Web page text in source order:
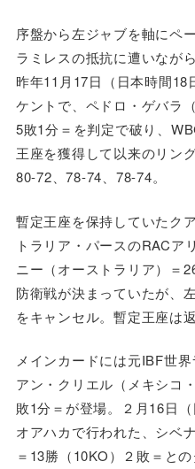
序盤から左ジャブを軸にペ
ラミレスの抵抗に遭いなが
昨年11月17日（日本時間18
ケントで、ペドロ・ゲバラ
5敗1分＝を判定で破り、
王座を獲得して以来のリン
80-72、78-74、78-74。
暫定王座を保持していたク
トラリア・パースのRACア
ニー（オーストラリア）＝
防衛戦が決まっていたが、
をキャンセル。暫定王座は
メインカードには元IBF世
アン・クリエル（メキシコ
敗1分＝が登場。２月16日
オアハカで行われた、シベ
＝13勝（10KO）２敗＝と